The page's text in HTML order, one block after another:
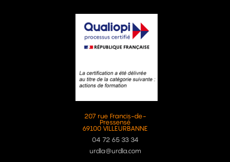
207 rue Francis-de-
Pressensé
69100 VILLEURBANNE
04 72 65 33 34
urdla@urdla.com